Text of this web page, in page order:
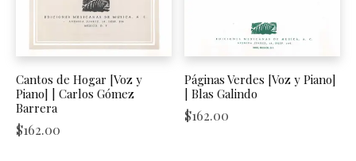
Cantos de Hogar [Voz y
Piano] | Carlos Gómez
Barrera
$162.00
Páginas Verdes [Voz y Piano]
| Blas Galindo
$162.00